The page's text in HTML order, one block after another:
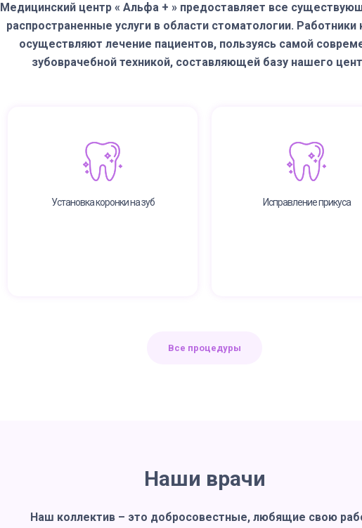
Медицинский центр « Альфа + » предоставляет все
распространенные услуги в области стоматологии. Работники
осуществляют лечение пациентов, пользуясь самой
зубоврачебной техникой, составляющей базу нашего
Установка коронки на зуб Исправление прикуса
Все процедуры
Наши врачи
Наш коллектив – это добросовестные, любящие свою